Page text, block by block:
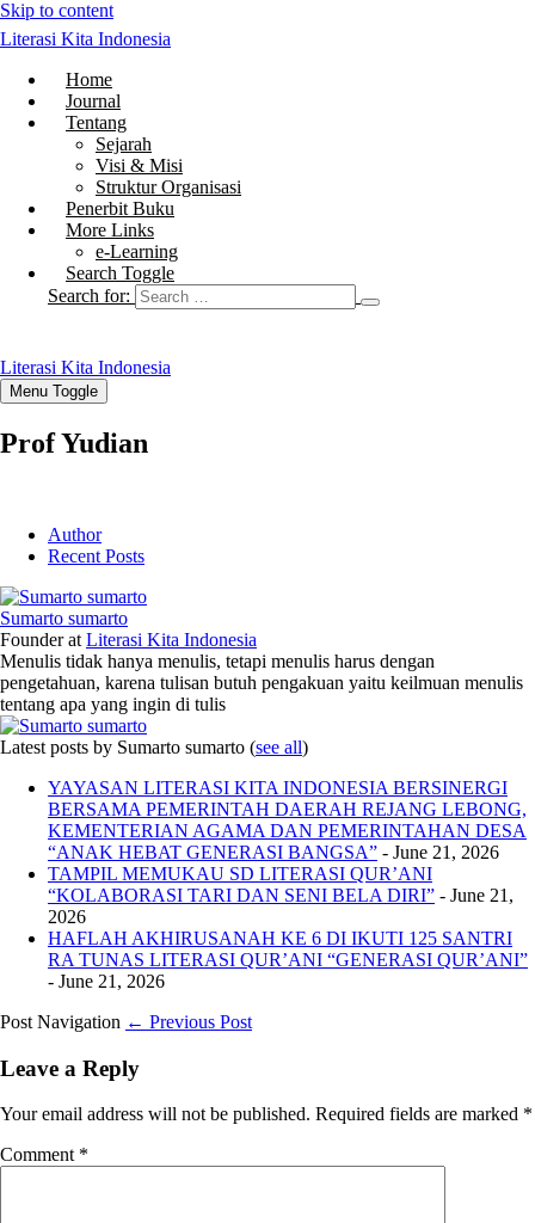
Skip to content
Literasi Kita Indonesia
Home
Journal
Tentang
Sejarah
Visi & Misi
Struktur Organisasi
Penerbit Buku
More Links
e-Learning
Search Toggle
Search for:
Literasi Kita Indonesia
Menu Toggle
Prof Yudian
Author
Recent Posts
Sumarto sumarto
Founderat Literasi Kita Indonesia
Menulis tidak hanya menulis, tetapi menulis harus dengan
pengetahuan, karena tulisan butuh pengakuan yaitu keilmuan menulis
tentang apa yang ingin di tulis
Latest posts by Sumarto sumarto (see all)
YAYASAN LITERASI KITA INDONESIA BERSINERGI
BERSAMA PEMERINTAH DAERAH REJANG LEBONG,
KEMENTERIAN AGAMA DAN PEMERINTAHAN DESA
“ANAK HEBAT GENERASI BANGSA” - June 21, 2026
TAMPIL MEMUKAU SD LITERASI QUR’ANI
“KOLABORASI TARI DAN SENI BELA DIRI” - June 21,
2026
HAFLAH AKHIRUSANAH KE 6 DI IKUTI 125 SANTRI
RA TUNAS LITERASI QUR’ANI “GENERASI QUR’ANI”
- June 21, 2026
Post Navigation ← Previous Post
Leave a Reply
Your email address will not be published. Required fields are marked *
Comment *